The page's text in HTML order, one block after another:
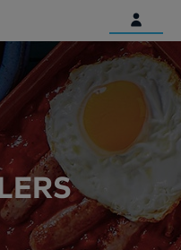
Identifica't
Encara no tens un compte
digital?
Comença aquí